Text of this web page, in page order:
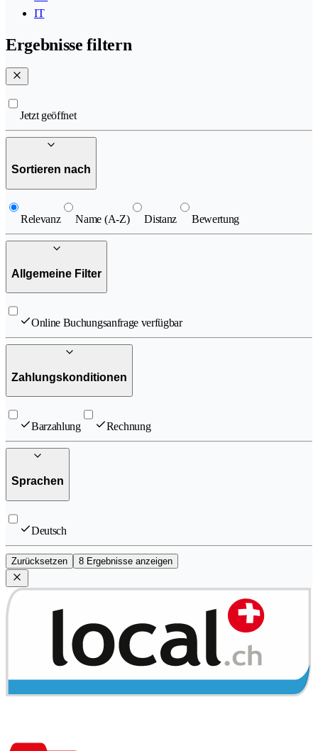
IT
Ergebnisse filtern
Jetzt geöffnet
Sortieren nach
Relevanz Name (A-Z) Distanz Bewertung
Allgemeine Filter
Online Buchungsanfrage verfügbar
Zahlungskonditionen
Barzahlung Rechnung
Sprachen
Deutsch
Zurücksetzen 8 Ergebnisse anzeigen